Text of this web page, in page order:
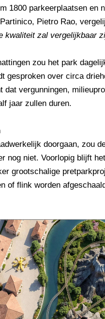
1800 parkeerplaatsen en
Pietro Rao,
kwaliteit zal vergelijkbaar
zou het park
gesproken over circa
dat vergunningen,
jaar zullen duren.
doorgaan, zou
nog niet. Voorlopig blijft
grootschalige
of flink worden